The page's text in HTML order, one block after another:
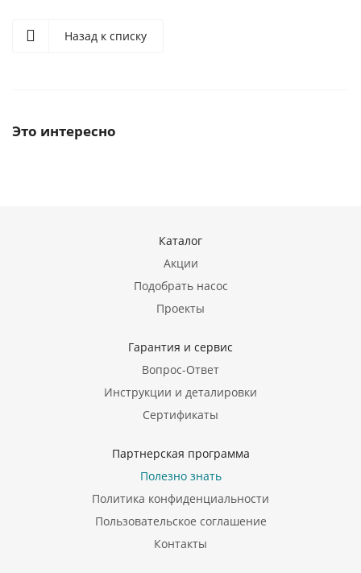
Назад к списку
Это интересно
Каталог
Акции
Подобрать насос
Проекты
Гарантия и сервис
Вопрос-Ответ
Инструкции и деталировки
Сертификаты
Партнерская программа
Полезно знать
Политика конфиденциальности
Пользовательское соглашение
Контакты